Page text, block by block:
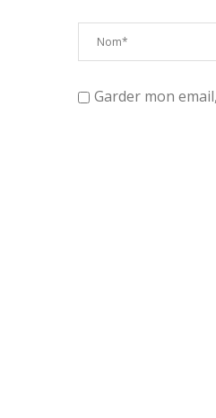
Garder mon